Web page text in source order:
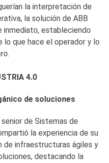
la interpretación de
la solución de ABB
inmediato, estableciendo
que hace el operador y lo
4.0
de soluciones
de Sistemas de
la experiencia de su
de infraestructuras ágiles y
destacando la